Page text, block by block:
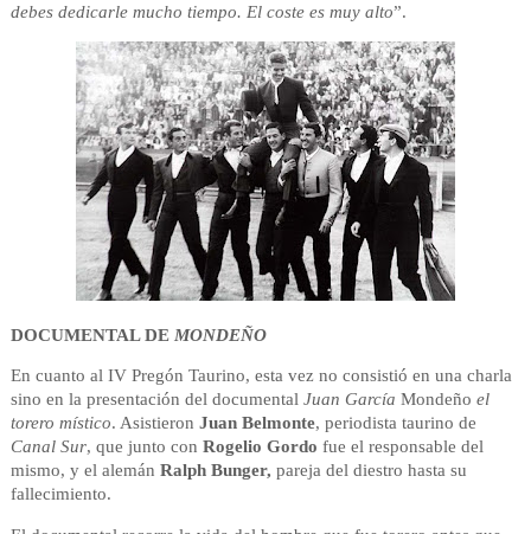
debes dedicarle mucho tiempo. El coste es muy alto”.
DOCUMENTAL DE MONDEÑO
En cuanto al IV Pregón Taurino, esta vez no consistió en una charla
sino en la presentación del documental Juan García Mondeño el
torero místico. Asistieron Juan Belmonte, periodista taurino de
Canal Sur, que junto con Rogelio Gordo fue el responsable del
mismo, y el alemán Ralph Bunger, pareja del diestro hasta su
fallecimiento.